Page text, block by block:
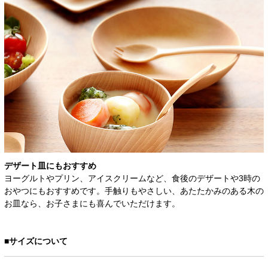
デザート皿にもおすすめ
ヨーグルトやプリン、アイスクリームなど、食後のデザートや3時の
おやつにもおすすめです。手触りもやさしい、あたたかみのある木の
お皿なら、お子さまにも喜んでいただけます。
■サイズについて